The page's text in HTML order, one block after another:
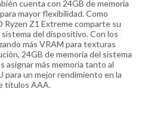
cuenta con 24GB de memoria
mayor flexibilidad. Como
Ryzen Z1 Extreme comparte su
del dispositivo. Con los
más VRAM para texturas
24GB de memoria del sistema
asignar más memoria tanto al
para un mejor rendimiento en la
títulos AAA.